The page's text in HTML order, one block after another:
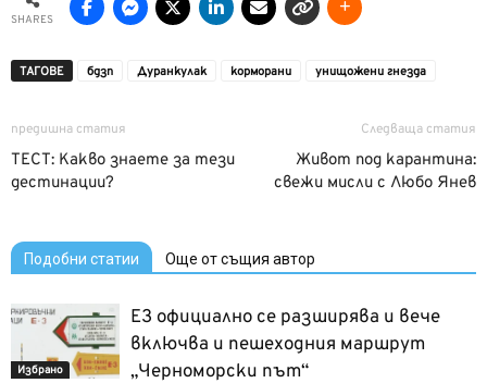
SHARES
ТАГОВЕ бдзп Дуранкулак корморани унищожени гнезда
предишна статия
ТЕСТ: Какво знаете за тези
дестинации?
Следваща статия
Живот под карантина:
свежи мисли с Любо Янев
Подобни статии Още от същия автор
Избрано
Е3 официално се разширява и вече
включва и пешеходния маршрут
„Черноморски път“